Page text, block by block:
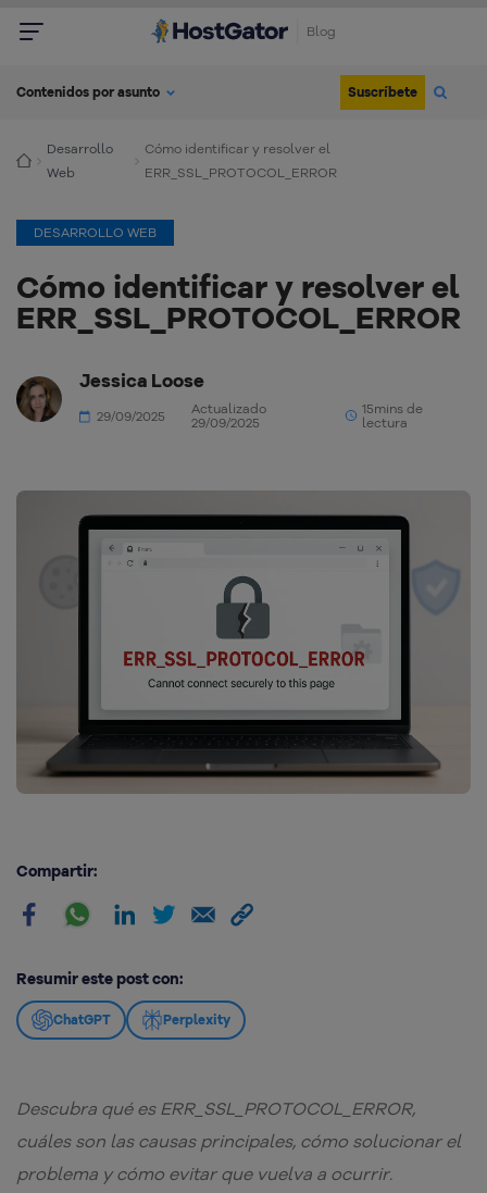
Blog
Contenidos por asunto Suscríbete
Desarrollo
Web
Cómo identificar y resolver el
ERR_SSL_PROTOCOL_ERROR
DESARROLLO WEB
Cómo identificar y resolver el
ERR_SSL_PROTOCOL_ERROR
Jessica Loose
29/09/2025
Actualizado
29/09/2025
15mins de
lectura
Compartir:
Resumir este post con:
ChatGPT Perplexity
Descubra qué es ERR_SSL_PROTOCOL_ERROR,
cuáles son las causas principales, cómo solucionar el
problema y cómo evitar que vuelva a ocurrir.